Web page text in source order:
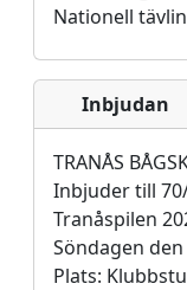
Nationell
Inbjudan
TRANÅS
Inbjuder till
Tranåspilen
Söndagen
Plats: